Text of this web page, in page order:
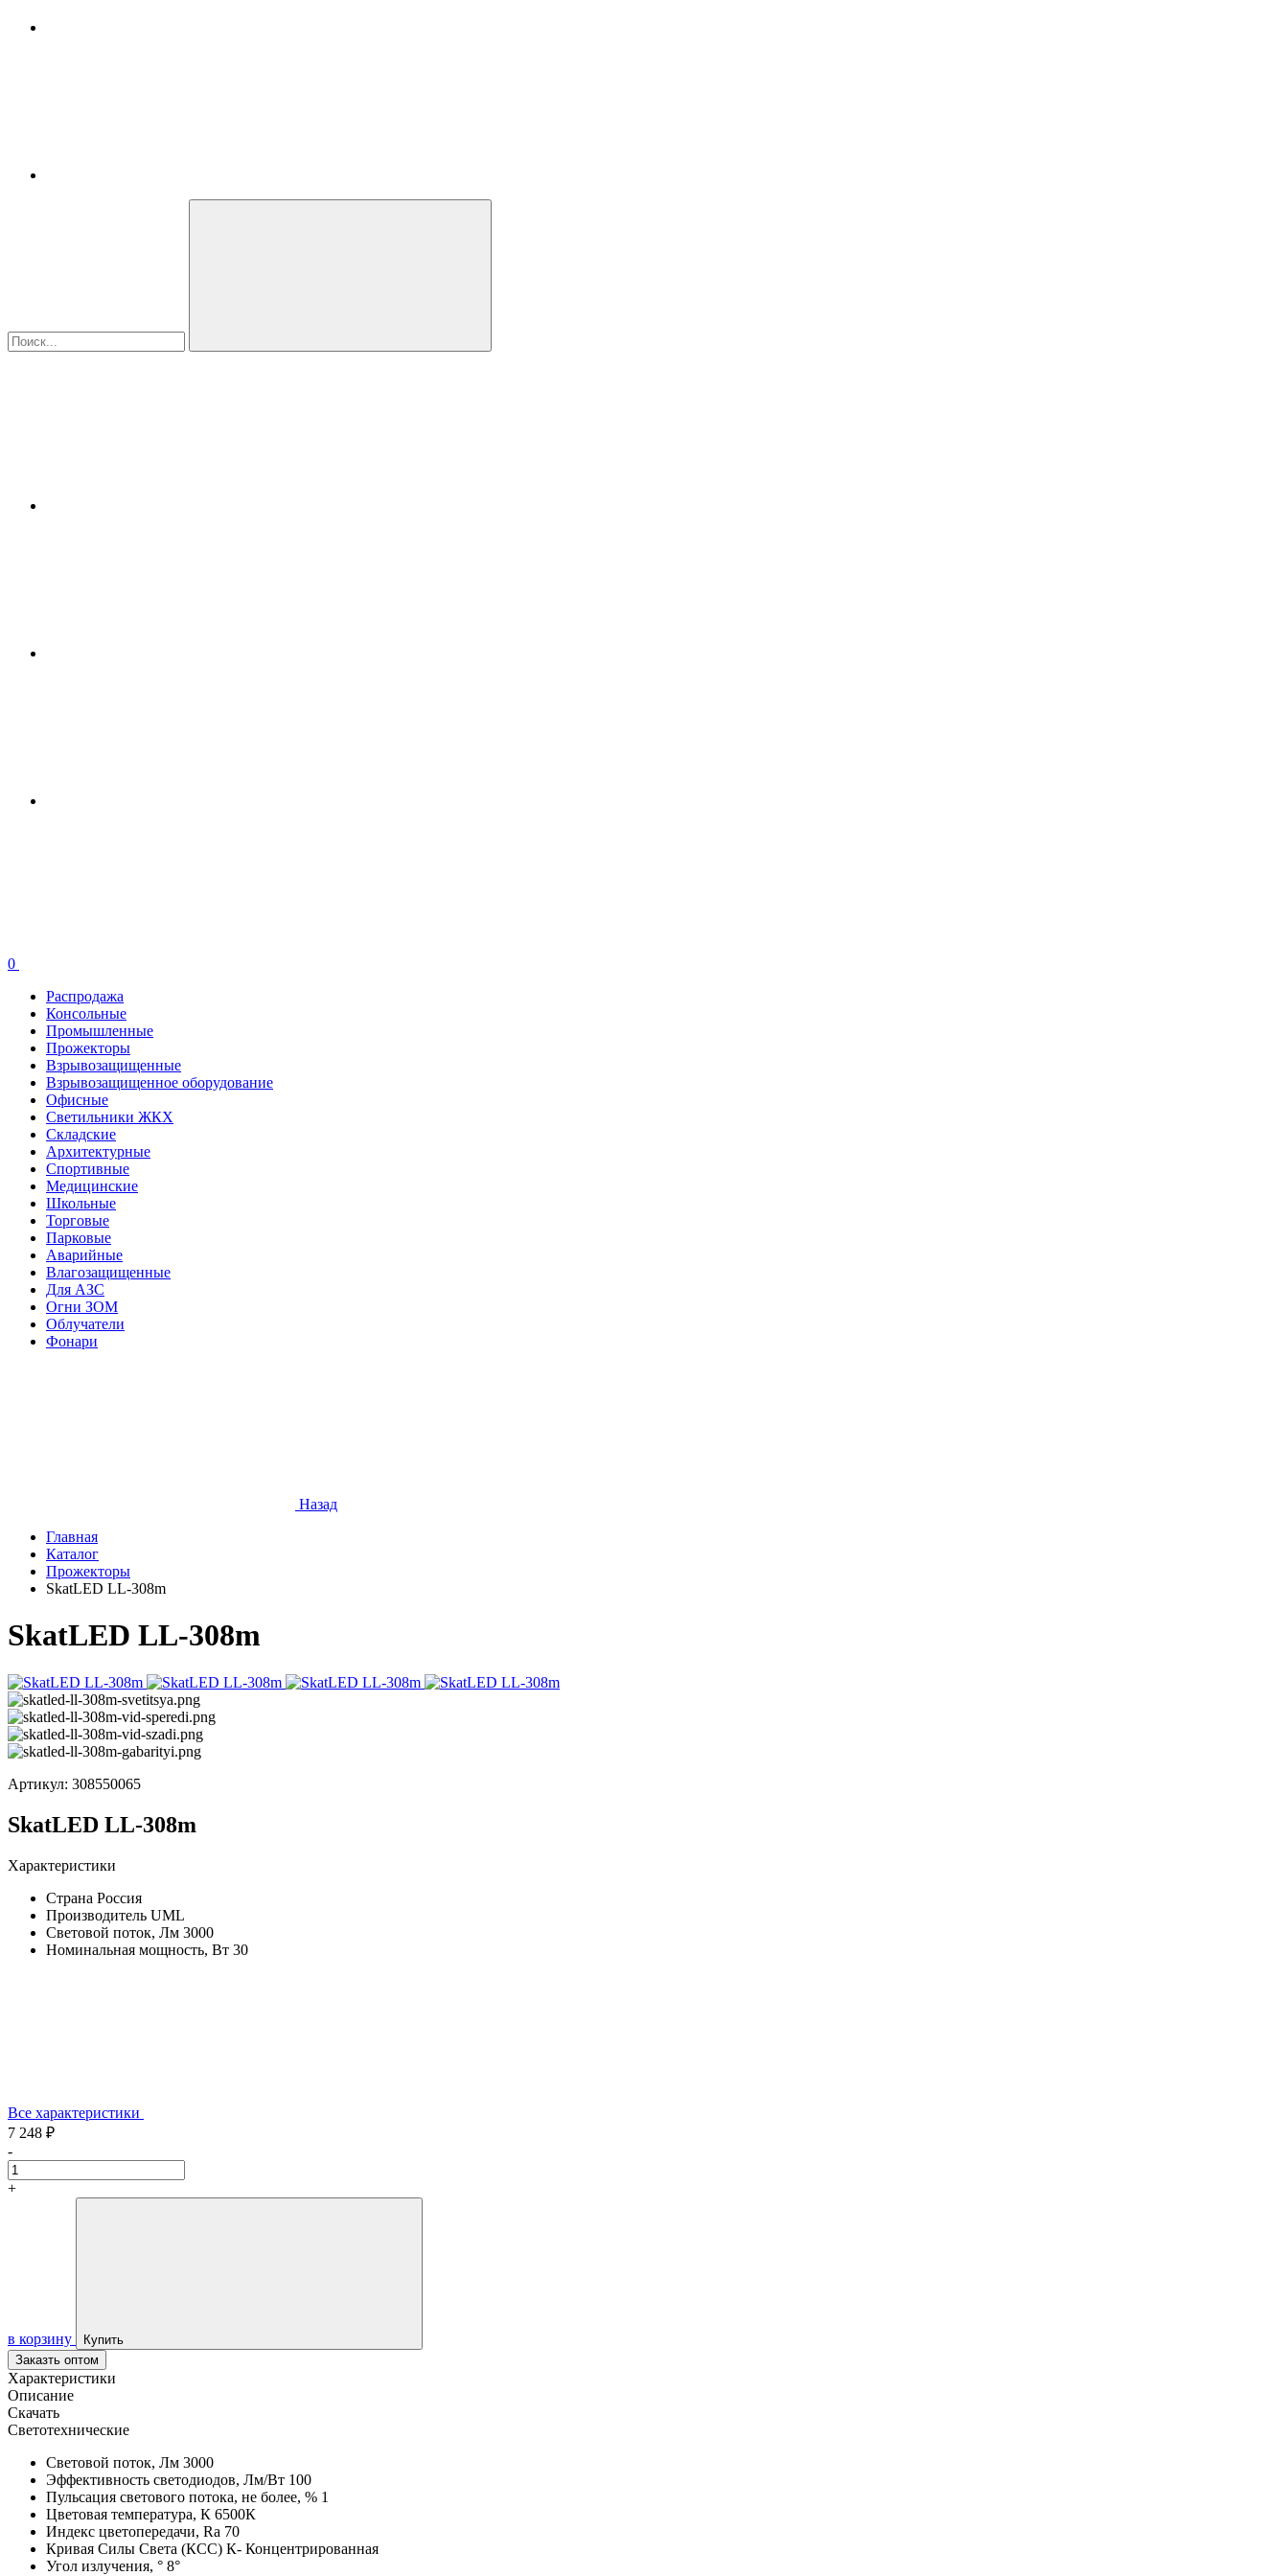
0
Распродажа
Консольные
Промышленные
Прожекторы
Взрывозащищенные
Взрывозащищенное оборудование
Офисные
Cветильники ЖКХ
Складские
Архитектурные
Спортивные
Медицинские
Школьные
Торговые
Парковые
Аварийные
Влагозащищенные
Для АЗС
Огни ЗОМ
Облучатели
Фонари
Назад
Главная
Каталог
Прожекторы
SkatLED LL-308m
SkatLED LL-308m
Артикул: 308550065
SkatLED LL-308m
Характеристики
Страна Россия
Производитель UML
Световой поток, Лм 3000
Номинальная мощность, Вт 30
Все характеристики
7 248 ₽
-
+
в корзину
Купить
Заказть оптом
Характеристики
Описание
Скачать
Светотехнические
Световой поток, Лм 3000
Эффективность светодиодов, Лм/Вт 100
Пульсация светового потока, не более, % 1
Цветовая температура, К 6500К
Индекс цветопередачи, Ra 70
Кривая Силы Света (КСС) К- Концентрированная
Угол излучения, ° 8°